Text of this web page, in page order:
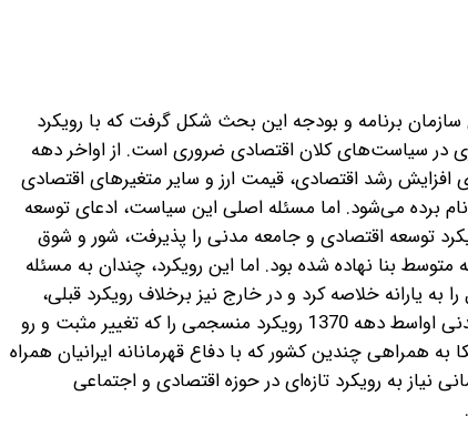
برنامه و بودجه این بحث شکل گرفت که با رویکرد
در سیاست‌های کلان اقتصادی ضروری است. از اواخر دهه
افزایش رشد اقتصادی، قیمت ارز و سایر متغیرهای اقتصادی
برده می‌شود. اما مسئله اصلی این سیاست، ادعای توسعه
مشتاقانه رویکرد توسعه اقتصادی و جامعه مدنی را پذیرفت، شور و شوق
بنا نهاده شده بود. اما این رویکرد، چندان به مسئله
که همه مسائل را به یارانه خلاصه کرد و در خارج نیز برخلاف رویکرد قبلی،
جدال با کشورهای مختلف بیشتر شد. بعد از رویکرد توسعه سیاسی و جامعه مدنی اواسط دهه 1370 رویکرد منسجمی را که تغییر مثبت و رو
همراهی چندین کشور که با دفاع قهرمانانه ایرانیان همراه
به رویکرد تازه‌ای در حوزه اقتصادی و اجتماعی